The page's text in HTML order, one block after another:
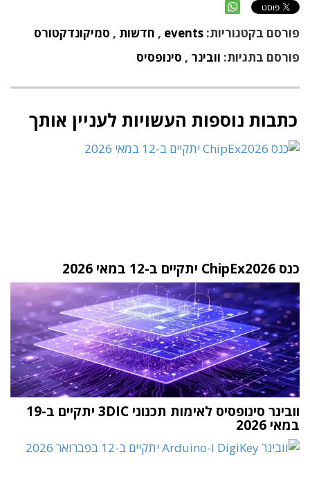
פורסם בקטגוריות: events
, חדשות , סמיקונדקטורס
פורסם בתגיות: וובינר , סינופסיס
כתבות נוספות העשויות לעניין אותך
כנס ChipEx2026 יתקיים ב-12 במאי 2026
וובינר סינופסיס לאימות תכנוני 3DIC יתקיים ב-19
במאי 2026